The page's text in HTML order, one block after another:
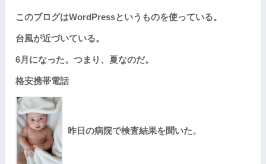
このブログはWordPressというものを使っている。
台風が近づいている。
6月になった。つまり、夏なのだ。
格安携帯電話
昨日の病院で検査結果を聞いた。